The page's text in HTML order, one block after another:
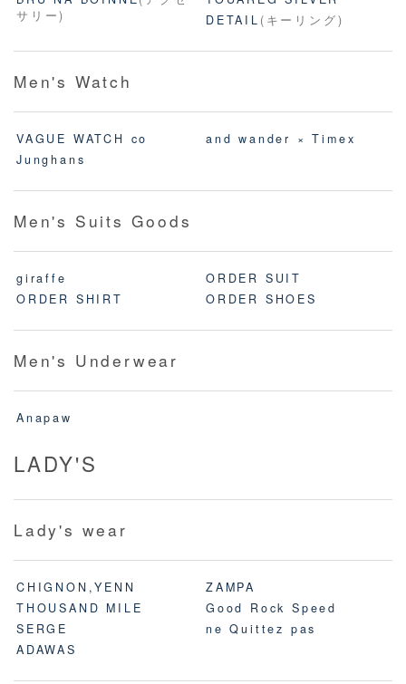
サリー)
DETAIL (キーリング)
Men's Watch
VAGUE WATCH co
and wander × Timex
Junghans
Men's Suits Goods
giraffe
ORDER SUIT
ORDER SHIRT
ORDER SHOES
Men's Underwear
Anapaw
LADY'S
Lady's wear
CHIGNON,YENN
ZAMPA
THOUSAND MILE
Good Rock Speed
SERGE
ne Quittez pas
ADAWAS